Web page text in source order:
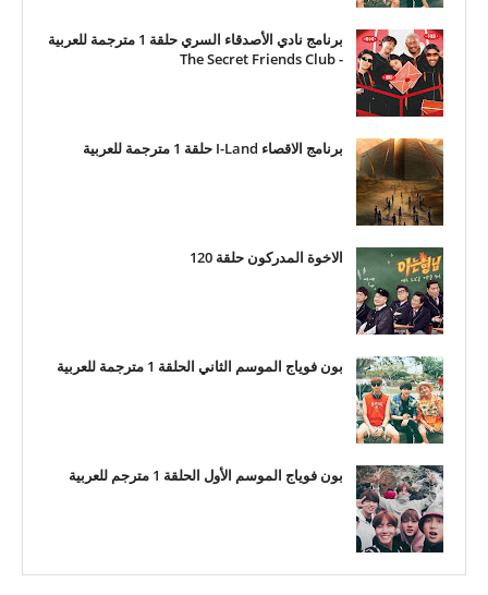
برنامج نادي الأصدقاء السري حلقة 1 مترجمة للعربية
- The Secret Friends Club
برنامج الاقصاء I-Land حلقة 1 مترجمة للعربية
الاخوة المدركون حلقة 120
بون فوياج الموسم الثاني الحلقة 1 مترجمة للعربية
بون فوياج الموسم الأول الحلقة 1 مترجم للعربية